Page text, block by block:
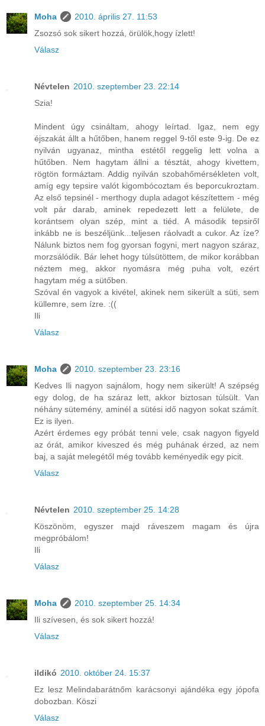
Moha
2010. április 27. 11:53
Zsozsó sok sikert hozzá, örülök,hogy ízlett!
Válasz
Névtelen 2010. szeptember 23. 22:14
Szia!
Mindent úgy csináltam, ahogy leírtad. Igaz, nem egy
éjszakát állt a hűtőben, hanem reggel 9-től este 9-ig. De ez
nyilván ugyanaz, mintha estétől reggelig lett volna a
hűtőben. Nem hagytam állni a tésztát, ahogy kivettem,
rögtön formáztam. Addig nyilván szobahőmérsékleten volt,
amíg egy tepsire valót kigombócoztam és beporcukroztam.
Az első tepsinél - merthogy dupla adagot készítettem - még
volt pár darab, aminek repedezett lett a felülete, de
korántsem olyan szép, mint a tiéd. A második tepsiről
inkább ne is beszéljünk...teljesen ráolvadt a cukor. Az íze?
Nálunk biztos nem fog gyorsan fogyni, mert nagyon száraz,
morzsálódik. Bár lehet hogy túlsütöttem, de mikor korábban
néztem meg, akkor nyomásra még puha volt, ezért
hagytam még a sütőben.
Szóval én vagyok a kivétel, akinek nem sikerült a süti, sem
küllemre, sem ízre. :((
Ili
Válasz
Moha
2010. szeptember 23. 23:16
Kedves Ili nagyon sajnálom, hogy nem sikerült! A szépség
egy dolog, de ha száraz lett, akkor biztosan túlsült. Van
néhány sütemény, aminél a sütési idő nagyon sokat számít.
Ez is ilyen.
Azért érdemes egy próbát tenni vele, csak nagyon figyeld
az órát, amikor kiveszed és még puhának érzed, az nem
baj, a saját melegétől még tovább keményedik egy picit.
Válasz
Névtelen 2010. szeptember 25. 14:28
Köszönöm, egyszer majd ráveszem magam és újra
megpróbálom!
Ili
Válasz
Moha
2010. szeptember 25. 14:34
Ili szívesen, és sok sikert hozzá!
Válasz
ildikó 2010. október 24. 15:37
Ez lesz Melindabarátnőm karácsonyi ajándéka egy jópofa
dobozban. Köszi
Válasz